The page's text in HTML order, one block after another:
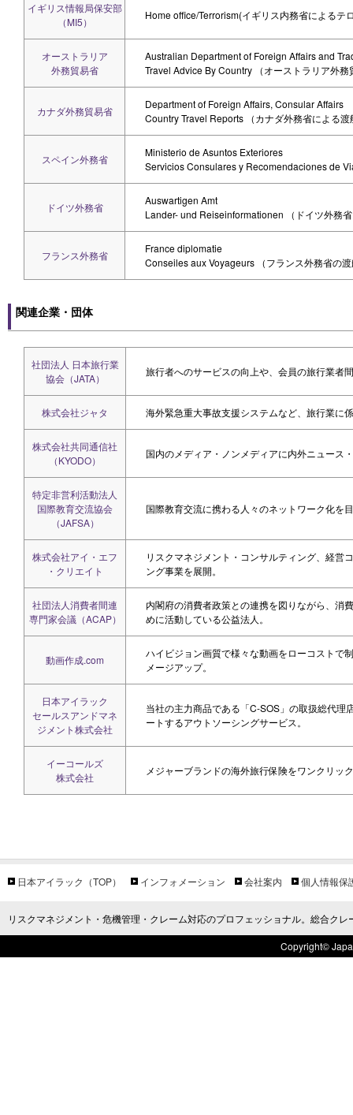
イギリス情報局保安部
（MI5）
Home office/Terrorism(イギリス内務省によるテ
オーストラリア
外務貿易省
Australian Department of Foreign Affairs and
Travel Advice By Country （オーストラリア外
カナダ外務貿易省
Department of Foreign Affairs, Consular Affairs
Country Travel Reports （カナダ外務省による
スペイン外務省
Ministerio de Asuntos Exteriores
Servicios Consulares y Recomendaciones de
ドイツ外務省
Auswartigen Amt
Lander- und Reiseinformationen （ドイツ外務
フランス外務省
France diplomatie
Conseiles aux Voyageurs （フランス外務省の
関連企業・団体
社団法人 日本旅行業
協会（JATA）
旅行者へのサービスの向上や、会員の旅行業者
株式会社ジャタ 海外緊急重大事故支援システムなど、旅行業に
株式会社共同通信社
（KYODO）
国内のメディア・ノンメディアに内外ニュース
特定非営利活動法人
国際教育交流協会
（JAFSA）
国際教育交流に携わる人々のネットワーク化を
株式会社アイ・エフ
・クリエイト
リスクマネジメント・コンサルティング、経営
ング事業を展開。
社団法人消費者間連
専門家会議（ACAP）
内閣府の消費者政策との連携を図りながら、消
めに活動している公益法人。
動画作成.com
ハイビジョン画質で様々な動画をローコストで
メージアップ。
日本アイラック
セールスアンドマネ
ジメント株式会社
当社の主力商品である「C-SOS」の取扱総代
ートするアウトソーシングサービス。
イーコールズ
株式会社
メジャーブランドの海外旅行保険をワンクリッ
日本アイラック（TOP） インフォメーション 会社案内 個人情報保
リスクマネジメント・危機管理・クレーム対応のプロフェッショナル。総合ク
Copyright©